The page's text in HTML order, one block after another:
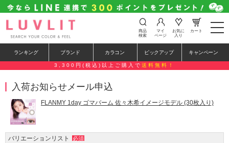
t
o
e
n
o
商品
検索
マイ
ページ
お気に
入り
カート
ランキング ブランド カラコン ピックアップ キャンペーン
3,300円(税込)以上ご購入で 送料無料！
入荷お知らせメール申込
FLANMY 1day ゴマバーム 佐々木希イメージモデル (30枚入り)
バリエーションリスト 必須